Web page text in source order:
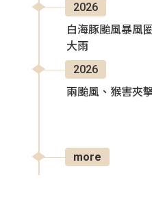
2026
白海豚颱風暴風
大雨
2026
兩颱風、猴害夾
more